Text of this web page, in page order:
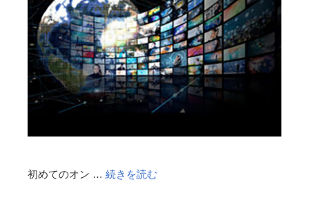
初めてのオン … 続きを読む